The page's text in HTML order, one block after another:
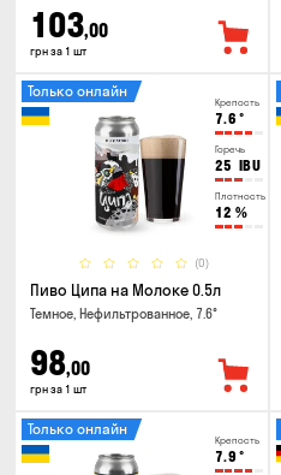
103,00
грн за 1 шт
Крепость
7.6 °
Горечь
25 IBU
Плотность
12 %
(0)
Только онлайн
Пиво Ципа на Молоке 0.5л
Темное, Нефильтрованное, 7.6°
98,00
грн за 1 шт
Крепость
7.9 °
Только онлайн